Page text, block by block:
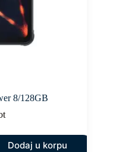
8/128GB
Dodaj u korpu